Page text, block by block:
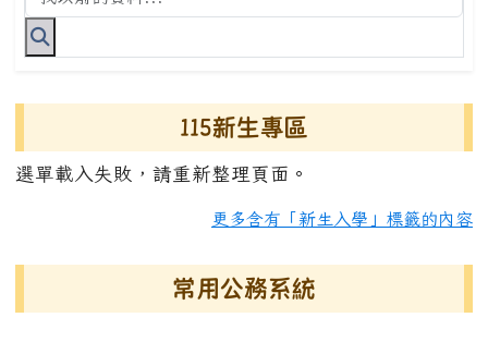
115新生專區
選單載入失敗，請重新整理頁面。
更多含有「新生入學」標籤的內容
常用公務系統